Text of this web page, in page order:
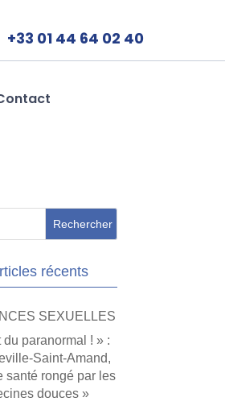
+33 01 44 64 02 40
récents
SEXUELLES
du paranormal ! » :
Saint-Amand,
santé rongé par les
douces »